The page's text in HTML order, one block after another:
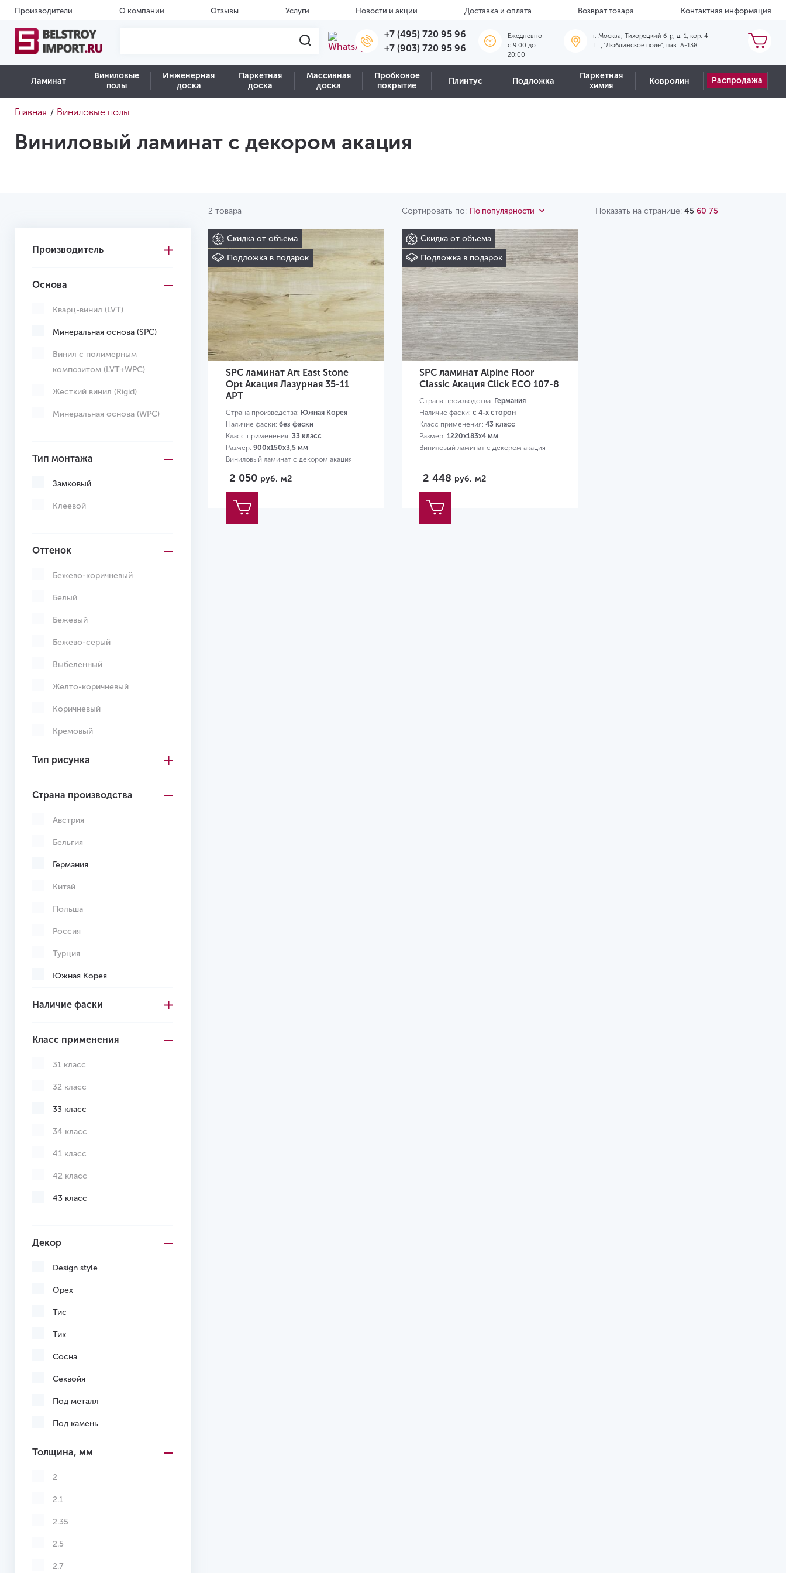
Производители О компании Отзывы Услуги Новости и акции Доставка и оплата Возврат товара Контактная информация
+7 (495) 720 95 96
+7 (903) 720 95 96
Ежедневно
c 9:00 до
20:00
г. Москва, Тихорецкий б-р, д. 1, кор. 4
ТЦ "Люблинское поле", пав. А-138
Ламинат
Виниловые
полы
Инженерная
доска
Паркетная
доска
Массивная
доска
Пробковое
покрытие
Плинтус Подложка
Паркетная
химия
Ковролин Распродажа
Главная / Виниловые полы
Виниловый ламинат с декором акация
2 товара Сортировать по: По популярности Показать на странице: 45 60 75
Производитель
Основа
Кварц-винил (LVT)
Минеральная основа (SPC)
Винил с полимерным
композитом (LVT+WPC)
Жесткий винил (Rigid)
Минеральная основа (WPC)
Тип монтажа
Замковый
Клеевой
Оттенок
Бежево-коричневый
Белый
Бежевый
Бежево-серый
Выбеленный
Желто-коричневый
Коричневый
Кремовый
Светло-коричневый
Светло-серый
Серо-коричневый
Серый
Темно-коричневый
Темно-серый
Черный
Желтый
Желто-красный
Тип рисунка
Страна производства
Австрия
Бельгия
Германия
Китай
Польша
Россия
Турция
Южная Корея
Наличие фаски
Класс применения
31 класс
32 класс
33 класс
34 класс
41 класс
42 класс
43 класс
Декор
Design style
Орех
Тис
Тик
Сосна
Секвойя
Под металл
Под камень
Толщина, мм
2
2.1
2.35
2.5
2.7
Скидка от объема
Подложка в подарок
SPC ламинат Art East Stone
Opt Акация Лазурная 35-11
APT
Страна производства: Южная Корея
Наличие фаски: без фаски
Класс применения: 33 класс
Размер: 900х150х3,5 мм
Виниловый ламинат с декором акация
2 050 руб. м2
Скидка от объема
Подложка в подарок
SPC ламинат Alpine Floor
Classic Акация Click ECO 107-8
Страна производства: Германия
Наличие фаски: с 4-х сторон
Класс применения: 43 класс
Размер: 1220х183х4 мм
Виниловый ламинат с декором акация
2 448 руб. м2